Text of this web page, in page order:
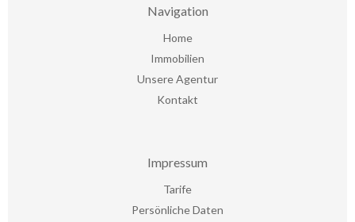
Navigation
Home
Immobilien
Unsere Agentur
Kontakt
Impressum
Tarife
Persönliche Daten